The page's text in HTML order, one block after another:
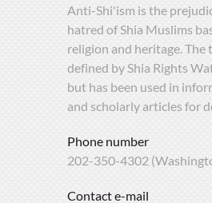
Anti-Shi'ism is the
hatred of Shia Muslims
religion and heritage. The
defined by Shia Rights
but has been used in
and scholarly articles for
Phone number
202-350-4302
Contact e-mail